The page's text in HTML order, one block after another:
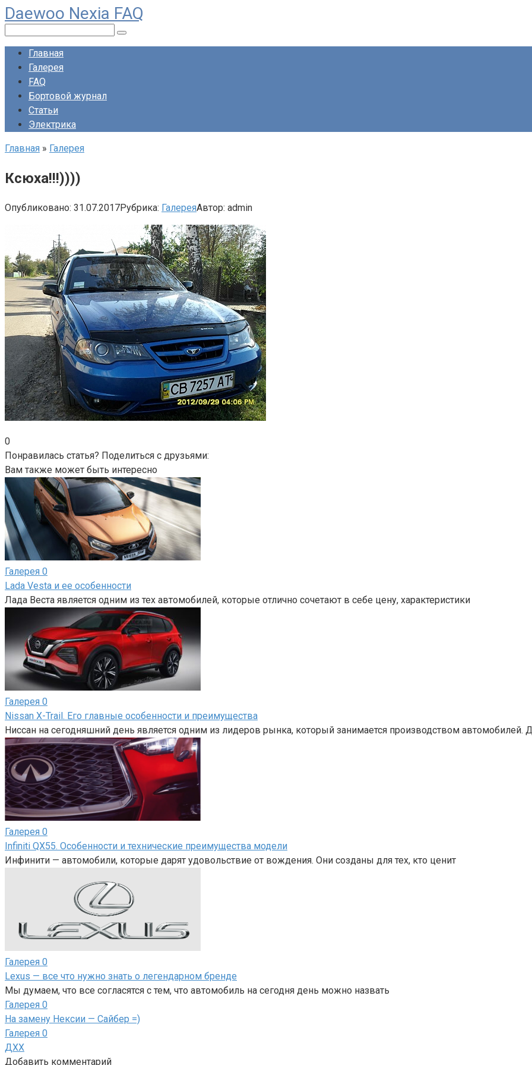
Перейти
к
контенту
Daewoo Nexia FAQ
Главная
Галерея
FAQ
Бортовой журнал
Статьи
Электрика
Главная » Галерея
Ксюха!!!))))
Опубликовано: 31.07.2017Рубрика: ГалереяАвтор: admin
0
Понравилась статья? Поделиться с друзьями:
Вам также может быть интересно
Галерея 0
Lada Vesta и ее особенности
Лада Веста является одним из тех автомобилей, которые отлично сочетают в себе цену, характеристики
Галерея 0
Nissan X-Trail. Его главные особенности и преимущества
Ниссан на сегодняшний день является одним из лидеров рынка, который занимается производством автомобилей.
Галерея 0
Infiniti QX55. Особенности и технические преимущества модели
Инфинити — автомобили, которые дарят удовольствие от вождения. Они созданы для тех, кто ценит
Галерея 0
Lexus — все что нужно знать о легендарном бренде
Мы думаем, что все согласятся с тем, что автомобиль на сегодня день можно назвать
Галерея 0
На замену Нексии — Сайбер =)
Галерея 0
ДХХ
Добавить комментарий